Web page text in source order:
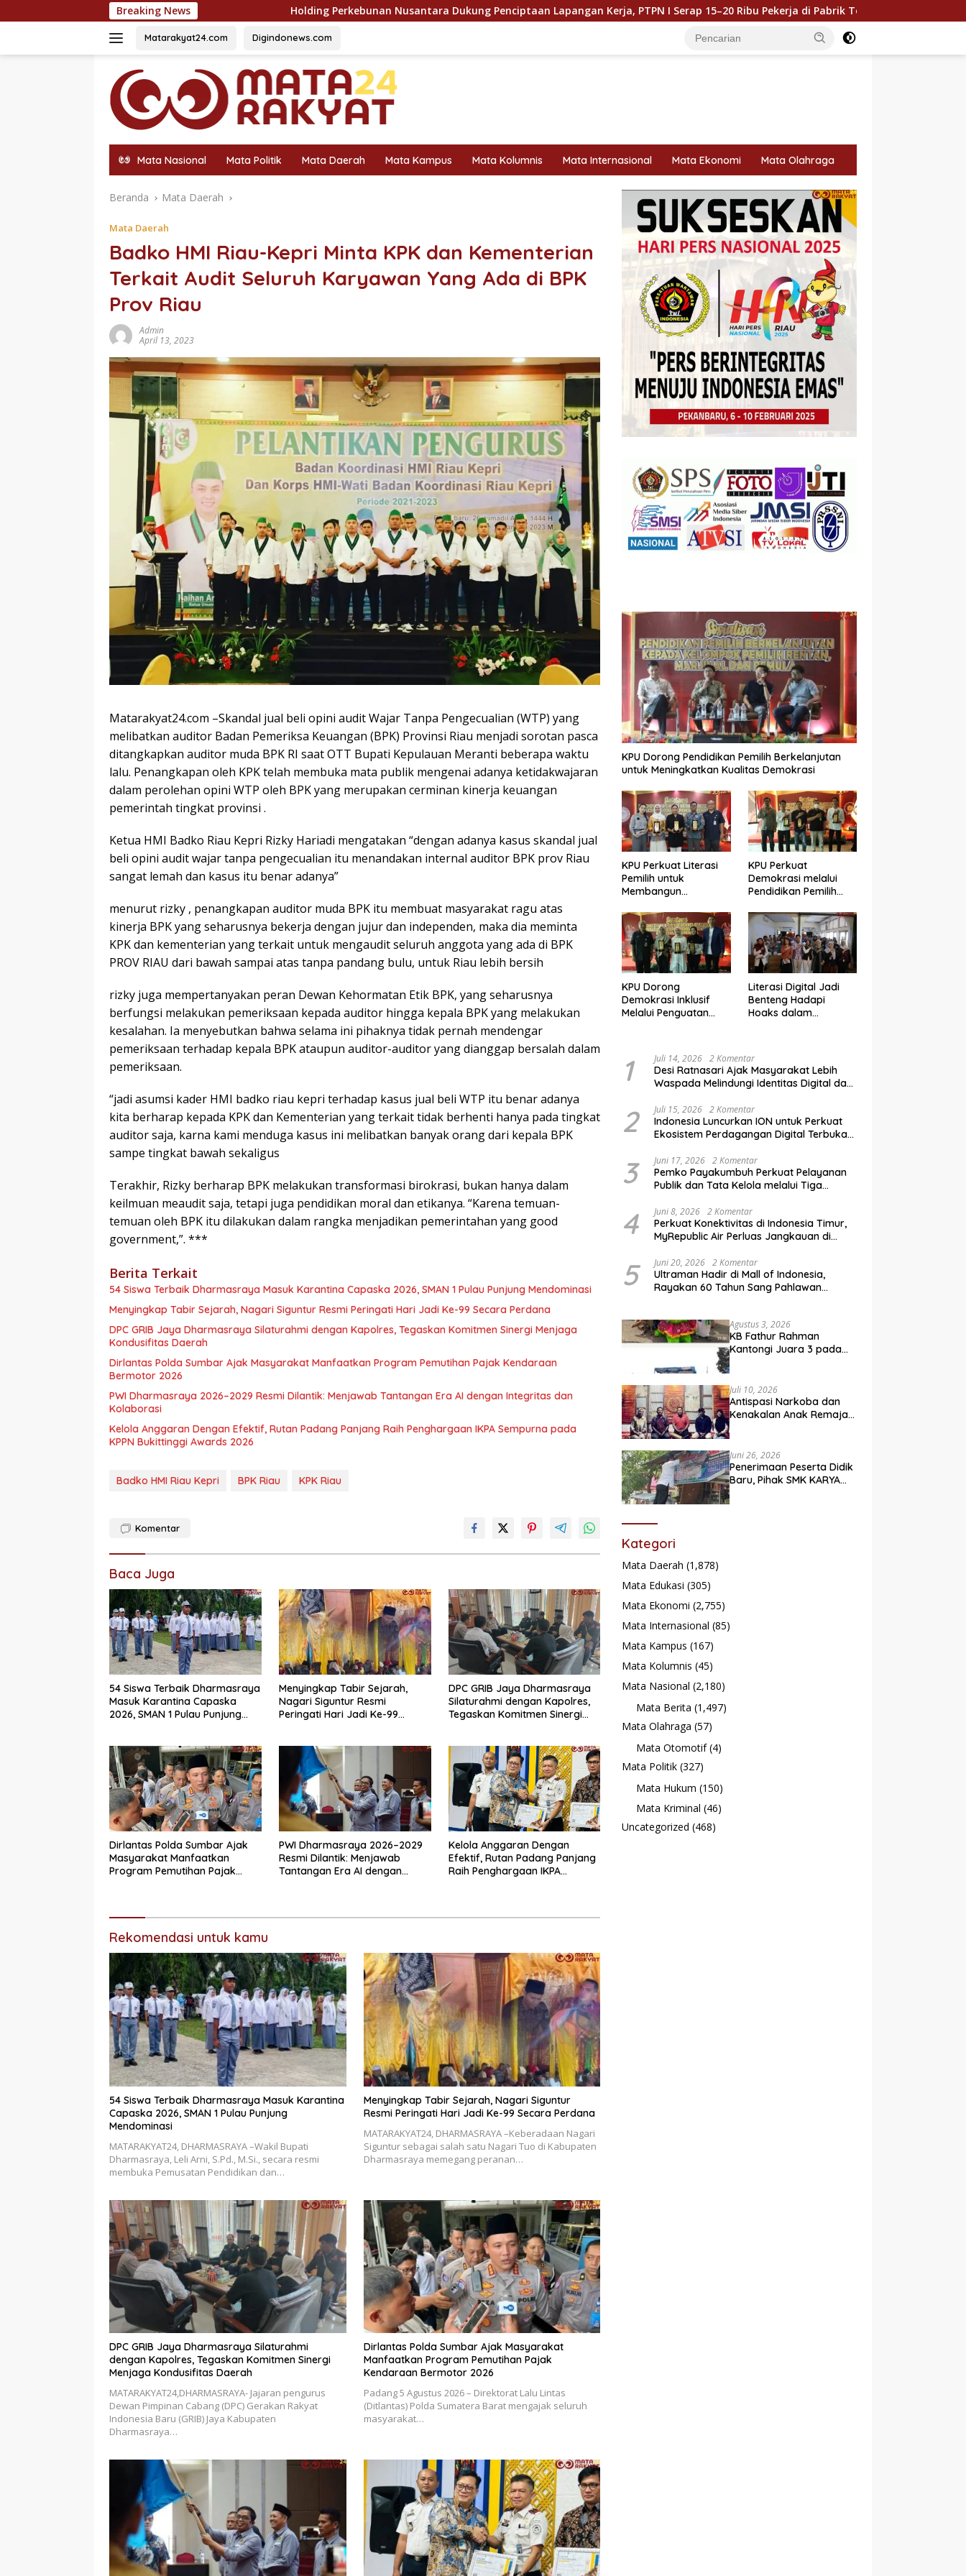
ke
Breaking News
Holding Perkebunan Nusantara Dukung Penciptaan Lapangan Kerja, PTPN I Serap 15–20 Ribu Pekerja di Pabrik Tembakau Holding Perkebunan
Matarakyat24.com Digindonews.com
Mata Nasional Mata Politik Mata Daerah Mata Kampus Mata Kolumnis Mata Internasional Mata Ekonomi Mata Olahraga
Beranda Mata Daerah
Mata Daerah
Badko HMI Riau-Kepri Minta KPK dan Kementerian
Terkait Audit Seluruh Karyawan Yang Ada di BPK
Prov Riau
Admin
April 13, 2023
Matarakyat24.com –Skandal jual beli opini audit Wajar Tanpa Pengecualian (WTP) yang
melibatkan auditor Badan Pemeriksa Keuangan (BPK) Provinsi Riau menjadi sorotan pasca
ditangkapkan auditor muda BPK RI saat OTT Bupati Kepulauan Meranti beberapa waktu
lalu. Penangkapan oleh KPK telah membuka mata publik mengenai adanya ketidakwajaran
dalam perolehan opini WTP oleh BPK yang merupakan cerminan kinerja keuangan
pemerintah tingkat provinsi .
Ketua HMI Badko Riau Kepri Rizky Hariadi mengatakan “dengan adanya kasus skandal jual
beli opini audit wajar tanpa pengecualian itu menandakan internal auditor BPK prov Riau
sangat lemah dan kasus itu benar adanya”
menurut rizky , penangkapan auditor muda BPK itu membuat masyarakat ragu atas
kinerja BPK yang seharusnya bekerja dengan jujur dan independen, maka dia meminta
KPK dan kementerian yang terkait untuk mengaudit seluruh anggota yang ada di BPK
PROV RIAU dari bawah sampai atas tanpa pandang bulu, untuk Riau lebih bersih
rizky juga mempertanyakan peran Dewan Kehormatan Etik BPK, yang seharusnya
berfungsi melakukan pemeriksaan kepada auditor hingga kepala BPK yang melakukan
kesalahan. Ia menyebutkan bahwa selama ini pihaknya tidak pernah mendengar
pemeriksaan terhadap kepala BPK ataupun auditor-auditor yang dianggap bersalah dalam
pemeriksaan.
“jadi asumsi kader HMI badko riau kepri terhadap kasus jual beli WTP itu benar adanya
kita berharap kepada KPK dan Kementerian yang terkait tidak berhenti hanya pada tingkat
auditor saja, karna kami menduga kasus ini melibatkan banyak orang dari kepala BPK
sampe tingkat bawah sekaligus
Terakhir, Rizky berharap BPK melakukan transformasi birokrasi, bukan hanya dalam
keilmuan meaudit saja, tetapi juga pendidikan moral dan etikanya. “Karena temuan-
temuan oleh BPK itu dilakukan dalam rangka menjadikan pemerintahan yang good
government,”. ***
Berita Terkait
54 Siswa Terbaik Dharmasraya Masuk Karantina Capaska 2026, SMAN 1 Pulau Punjung Mendominasi
Menyingkap Tabir Sejarah, Nagari Siguntur Resmi Peringati Hari Jadi Ke-99 Secara Perdana
DPC GRIB Jaya Dharmasraya Silaturahmi dengan Kapolres, Tegaskan Komitmen Sinergi Menjaga
Kondusifitas Daerah
Dirlantas Polda Sumbar Ajak Masyarakat Manfaatkan Program Pemutihan Pajak Kendaraan
Bermotor 2026
PWI Dharmasraya 2026–2029 Resmi Dilantik: Menjawab Tantangan Era AI dengan Integritas dan
Kolaborasi
Kelola Anggaran Dengan Efektif, Rutan Padang Panjang Raih Penghargaan IKPA Sempurna pada
KPPN Bukittinggi Awards 2026
Badko HMI Riau Kepri BPK Riau KPK Riau
Komentar
Baca Juga
54 Siswa Terbaik Dharmasraya
Masuk Karantina Capaska
2026, SMAN 1 Pulau Punjung
Menyingkap Tabir Sejarah,
Nagari Siguntur Resmi
Peringati Hari Jadi Ke-99
DPC GRIB Jaya Dharmasraya
Silaturahmi dengan Kapolres,
Tegaskan Komitmen Sinergi
Dirlantas Polda Sumbar Ajak
Masyarakat Manfaatkan
Program Pemutihan Pajak
PWI Dharmasraya 2026–2029
Resmi Dilantik: Menjawab
Tantangan Era AI dengan
Kelola Anggaran Dengan
Efektif, Rutan Padang Panjang
Raih Penghargaan IKPA
Rekomendasi untuk kamu
54 Siswa Terbaik Dharmasraya Masuk Karantina
Capaska 2026, SMAN 1 Pulau Punjung
Mendominasi
MATARAKYAT24, DHARMASRAYA –Wakil Bupati
Dharmasraya, Leli Arni, S.Pd., M.Si., secara resmi
membuka Pemusatan Pendidikan dan…
Menyingkap Tabir Sejarah, Nagari Siguntur
Resmi Peringati Hari Jadi Ke-99 Secara Perdana
MATARAKYAT24, DHARMASRAYA –Keberadaan Nagari
Siguntur sebagai salah satu Nagari Tuo di Kabupaten
Dharmasraya memegang peranan…
DPC GRIB Jaya Dharmasraya Silaturahmi
dengan Kapolres, Tegaskan Komitmen Sinergi
Menjaga Kondusifitas Daerah
MATARAKYAT24,DHARMASRAYA- Jajaran pengurus
Dewan Pimpinan Cabang (DPC) Gerakan Rakyat
Indonesia Baru (GRIB) Jaya Kabupaten
Dharmasraya…
Dirlantas Polda Sumbar Ajak Masyarakat
Manfaatkan Program Pemutihan Pajak
Kendaraan Bermotor 2026
Padang 5 Agustus 2026 – Direktorat Lalu Lintas
(Ditlantas) Polda Sumatera Barat mengajak seluruh
masyarakat…
KPU Dorong Pendidikan Pemilih Berkelanjutan
untuk Meningkatkan Kualitas Demokrasi
KPU Perkuat Literasi
Pemilih untuk
Membangun
Berkualitas
KPU Perkuat
Demokrasi melalui
Pendidikan Pemilih
Kelompok Rentan,
Marjinal, dan Pemula
KPU Dorong
Demokrasi Inklusif
Melalui Penguatan
Literasi Digital Jadi
Benteng Hadapi
Hoaks dalam
1 Juli 14, 2026 2 Komentar
Desi Ratnasari Ajak Masyarakat Lebih
Waspada Melindungi Identitas Digital dan
2 Juli 15, 2026 2 Komentar
Indonesia Luncurkan ION untuk Perkuat
Ekosistem Perdagangan Digital Terbuka
3 Juni 17, 2026 2 Komentar
Pemko Payakumbuh Perkuat Pelayanan
Publik dan Tata Kelola melalui Tiga
4 Juni 8, 2026 2 Komentar
Perkuat Konektivitas di Indonesia Timur,
MyRepublic Air Perluas Jangkauan di
5 Juni 20, 2026 2 Komentar
Ultraman Hadir di Mall of Indonesia,
Rayakan 60 Tahun Sang Pahlawan
Agustus 3, 2026
KB Fathur Rahman
Kantongi Juara 3 pada
Juli 10, 2026
Antispasi Narkoba dan
Kenakalan Anak Remaja,
Surau
Juni 26, 2026
Penerimaan Peserta Didik
Baru, Pihak SMK KARYA
Kategori
Mata Daerah (1,878)
Mata Edukasi (305)
Mata Ekonomi (2,755)
Mata Internasional (85)
Mata Kampus (167)
Mata Kolumnis (45)
Mata Nasional (2,180)
Mata Berita (1,497)
Mata Olahraga (57)
Mata Otomotif(4)
Mata Politik (327)
Mata Hukum (150)
Mata Kriminal (46)
Uncategorized (468)